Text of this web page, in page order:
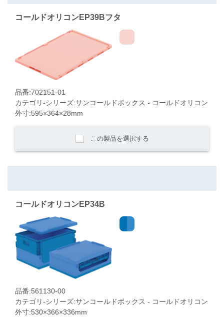
コールドオリコンEP39Bフタ
品番:702151-01
カテゴリ-シリーズ:サンコールドボックス - コールドオリコン
外寸:595×364×28mm
この製品を選択する
コールドオリコンEP34B
品番:561130-00
カテゴリ-シリーズ:サンコールドボックス - コールドオリコン
外寸:530×366×336mm